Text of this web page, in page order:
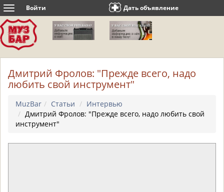
Toggle
navigation
Войти Дать объявление
Дмитрий Фролов: "Прежде всего, надо
любить свой инструмент"
MuzBar Статьи
Интервью
Дмитрий Фролов: "Прежде всего, надо любить свой
инструмент"